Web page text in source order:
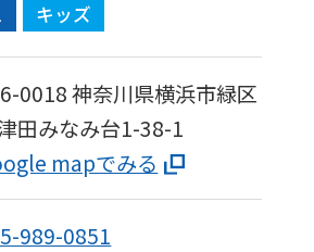
キッズ
0018神奈川県横浜市緑区
田みなみ台1-38-1
mapでみる
989-0851